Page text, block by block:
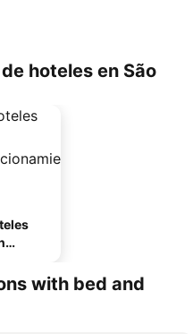
hoteles en São
with bed and